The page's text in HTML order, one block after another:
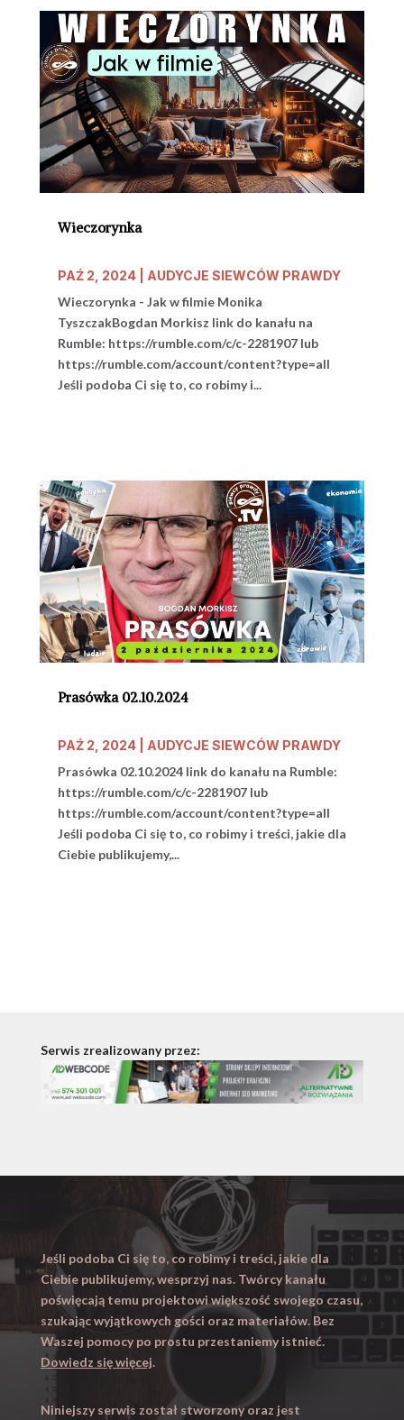
Wieczorynka
PAŹ 2, 2024| AUDYCJE SIEWCÓW PRAWDY
Wieczorynka - Jak w filmie Monika
TyszczakBogdan Morkisz link do kanału na
Rumble: https://rumble.com/c/c-2281907 lub
https://rumble.com/account/content?type=all
Jeśli podoba Ci się to, co robimy i...
Prasówka 02.10.2024
PAŹ 2, 2024| AUDYCJE SIEWCÓW PRAWDY
Prasówka 02.10.2024 link do kanału na Rumble:
https://rumble.com/c/c-2281907 lub
https://rumble.com/account/content?type=all
Jeśli podoba Ci się to, co robimy i treści, jakie dla
Ciebie publikujemy,...
Serwis zrealizowany przez:
Jeśli podoba Ci się to, co robimy i treści, jakie dla
Ciebie publikujemy, wesprzyj nas. Twórcy kanału
poświęcają temu projektowi większość swojego czasu,
szukając wyjątkowych gości oraz materiałów. Bez
Waszej pomocy po prostu przestaniemy istnieć.
Dowiedz się więcej.
Niniejszy serwis został stworzony oraz jest